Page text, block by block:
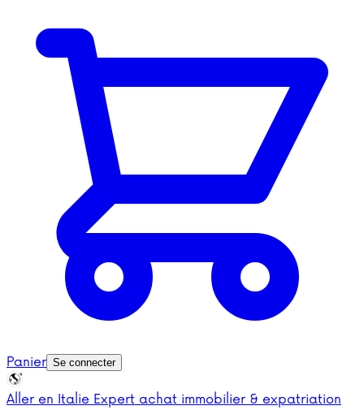
Panier Se connecter
Aller en Italie Expert achat immobilier & expatriation